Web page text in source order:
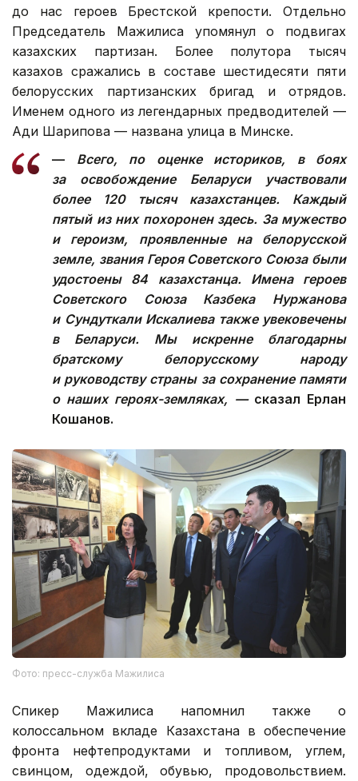
до нас героев Брестской крепости. Отдельно
Председатель Мажилиса упомянул о подвигах
казахских партизан. Более полутора тысяч
казахов сражались в составе шестидесяти пяти
белорусских партизанских бригад и отрядов.
Именем одного из легендарных предводителей —
Ади Шарипова — названа улица в Минске.
— Всего, по оценке историков, в боях
за освобождение Беларуси участвовали
более 120 тысяч казахстанцев. Каждый
пятый из них похоронен здесь. За мужество
и героизм, проявленные на белорусской
земле, звания Героя Советского Союза были
удостоены 84 казахстанца. Имена героев
Советского Союза Казбека Нуржанова
и Сундуткали Искалиева также увековечены
в Беларуси. Мы искренне благодарны
братскому белорусскому народу
и руководству страны за сохранение памяти
о наших героях-земляках, — сказал Ерлан
Кошанов.
Фото: пресс-служба Мажилиса
Спикер Мажилиса напомнил также о
колоссальном вкладе Казахстана в обеспечение
фронта нефтепродуктами и топливом, углем,
свинцом, одеждой, обувью, продовольствием.